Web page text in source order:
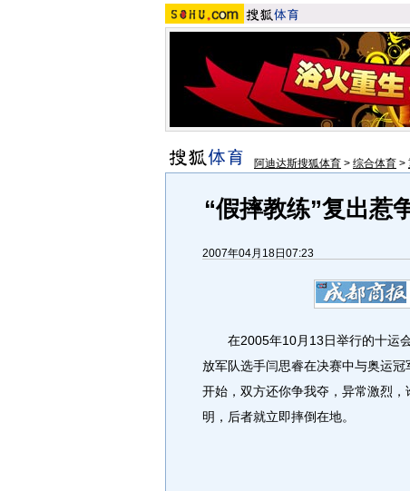
阿迪达斯搜狐体育 > 综合体育 >
“假摔教练”复出惹
2007年04月18日07:23
在2005年10月13日举行的十运会
放军队选手闫思睿在决赛中与奥运冠
开始，双方还你争我夺，异常激烈
明，后者就立即摔倒在地。